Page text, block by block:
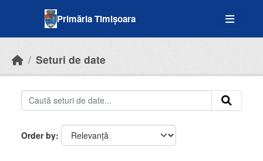
Primăria Timișoara
Seturi de date
Order by